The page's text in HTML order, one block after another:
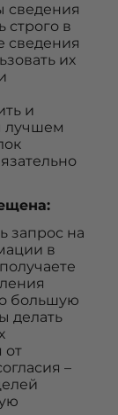
сведения
строго в
сведения
их
и
лучшем
запрос на
в
большую
делать
от
–